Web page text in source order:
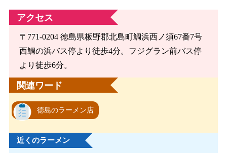
アクセス
〒771-0204 徳島県板野郡北島町鯛浜西ノ須67番7号
西鯛の浜バス停より徒歩4分。フジグラン前バス停
より徒歩6分。
関連ワード
徳島のラーメン店
近くのラーメン